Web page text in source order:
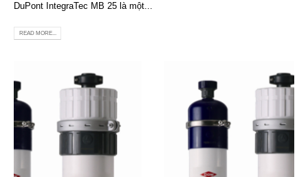
DuPont IntegraTec MB 25 là một...
READ MORE...